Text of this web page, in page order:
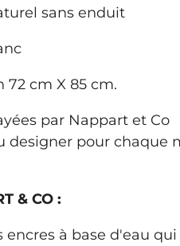
sans enduit
72 cm X 85 cm.
par Nappart et Co
designer pour chaque
& CO :
encres à base d'eau qui